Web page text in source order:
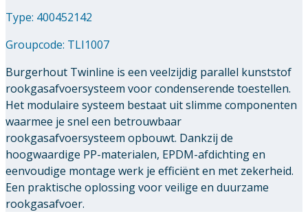
Type: 400452142
Groupcode: TLI1007
Burgerhout Twinline is een veelzijdig parallel kunststof
rookgasafvoersysteem voor condenserende toestellen.
Het modulaire systeem bestaat uit slimme componenten
waarmee je snel een betrouwbaar
rookgasafvoersysteem opbouwt. Dankzij de
hoogwaardige PP-materialen, EPDM-afdichting en
eenvoudige montage werk je efficiënt en met zekerheid.
Een praktische oplossing voor veilige en duurzame
rookgasafvoer.